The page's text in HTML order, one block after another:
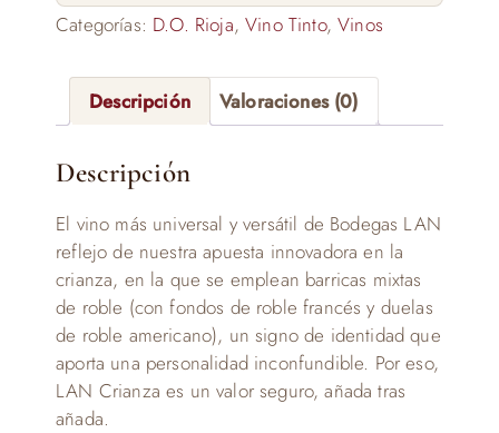
Categorías: D.O. Rioja,Vino Tinto,Vinos
Descripción Valoraciones (0)
Descripción
El vino más universal y versátil de Bodegas LAN
reflejo de nuestra apuesta innovadora en la
crianza, en la que se emplean barricas mixtas
de roble (con fondos de roble francés y duelas
de roble americano), un signo de identidad que
aporta una personalidad inconfundible. Por eso,
LAN Crianza es un valor seguro, añada tras
añada.